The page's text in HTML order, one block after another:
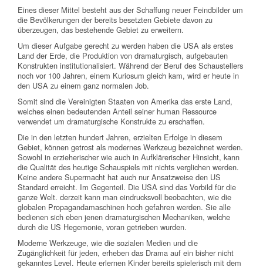
Eines dieser Mittel besteht aus der Schaffung neuer Feindbilder um
die Bevölkerungen der bereits besetzten Gebiete davon zu
überzeugen, das bestehende Gebiet zu erweitern.
Um dieser Aufgabe gerecht zu werden haben die USA als erstes
Land der Erde, die Produktion von dramaturgisch, aufgebauten
Konstrukten institutionalisiert. Während der Beruf des Schaustellers
noch vor 100 Jahren, einem Kuriosum gleich kam, wird er heute in
den USA zu einem ganz normalen Job.
Somit sind die Vereinigten Staaten von Amerika das erste Land,
welches einen bedeutenden Anteil seiner human Ressource
verwendet um dramaturgische Konstrukte zu erschaffen.
Die in den letzten hundert Jahren, erzielten Erfolge in diesem
Gebiet, können getrost als modernes Werkzeug bezeichnet werden.
Sowohl in erzieherischer wie auch in Aufklärerischer Hinsicht, kann
die Qualität des heutige Schauspiels mit nichts verglichen werden.
Keine andere Supermacht hat auch nur Ansatzweise den US
Standard erreicht. Im Gegenteil. Die USA sind das Vorbild für die
ganze Welt. derzeit kann man eindrucksvoll beobachten, wie die
globalen Propagandamaschinen hoch gefahren werden. Sie alle
bedienen sich eben jenen dramaturgischen Mechaniken, welche
durch die US Hegemonie, voran getrieben wurden.
Moderne Werkzeuge, wie die sozialen Medien und die
Zugänglichkeit für jeden, erheben das Drama auf ein bisher nicht
gekanntes Level. Heute erlernen Kinder bereits spielerisch mit dem